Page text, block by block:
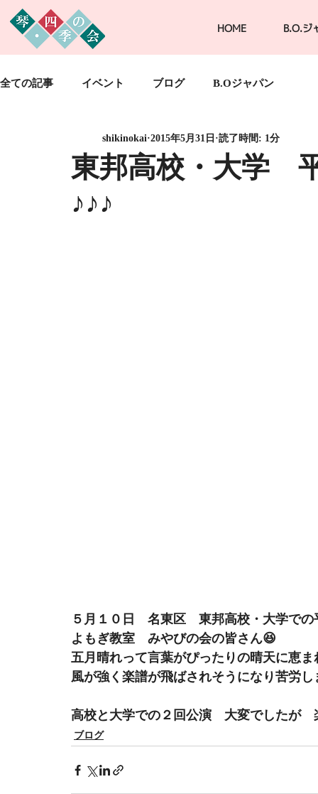
HOME B.O.ジ
全ての記事 イベント ブログ B.Oジャパン
東邦高校・大学
♪♪♪
shikinokai 2015年5月31日 読了時間: 1分
５月１０日　名東区　東邦高校・大学で
よもぎ教室　みやびの会の皆さん😆
五月晴れって言葉がぴったりの晴天に恵
風が強く楽譜が飛ばされそうになり苦労
高校と大学での２回公演　大変でしたが
ブログ